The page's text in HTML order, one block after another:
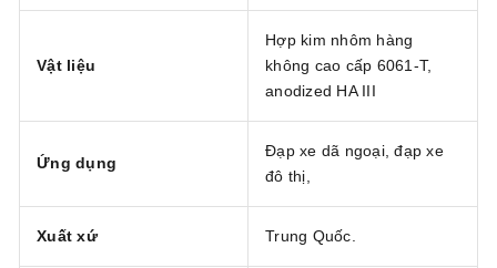
Vật liệu
Hợp kim nhôm hàng
không cao cấp 6061-T,
anodized HA III
Ứng dụng
Đạp xe dã ngoại, đạp xe
đô thị,
Xuất xứ Trung Quốc.